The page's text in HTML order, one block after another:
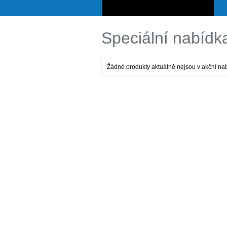
Speciální
Žádné produkty aktuálně nejsou v akční